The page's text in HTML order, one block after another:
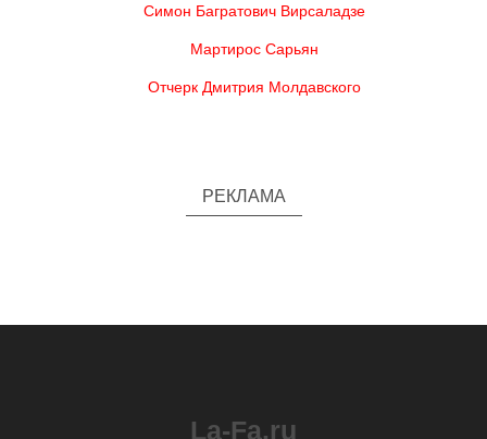
Симон Багратович Вирсаладзе
Мартирос Сарьян
Отчерк Дмитрия Молдавского
РЕКЛАМА
La-Fa.ru